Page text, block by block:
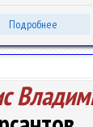
Подробнее